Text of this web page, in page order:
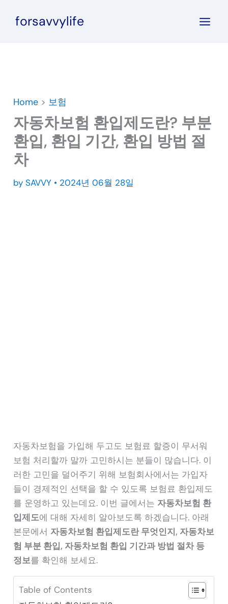
forsavvylife
Home > 보험
자동차보험 환입제도란? 부분
환입, 환입 기간, 환입 방법 절
차
by SAVVY • 2024년 06월 28일
자동차보험을 가입해 두고도 보험료 할증이 무서워
보험 처리할까 말까 고민하시는 분들이 많습니다. 이
러한 고민을 덜어주기 위해 보험회사에서는 가입자
들이 경제적인 선택을 할 수 있도록 보험료 환입제도
를 운영하고 있는데요. 이번 글에서는 자동차보험 환
입제도에 대해 자세히 알아보도록 하겠습니다. 아래
본문에서 자동차보험 환입제도란 무엇인지, 자동차보
험 부분 환입, 자동차보험 환입 기간과 방법 절차 등
정보를 확인해 보세요.
Table of Contents